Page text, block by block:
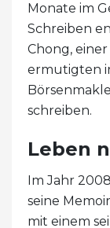
Monate im
Schreiben
Chong,
ermutigten
schreiben.
Leben
Im Jahr
seine
mit einem